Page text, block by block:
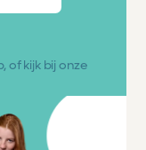
, of kijk bij onze